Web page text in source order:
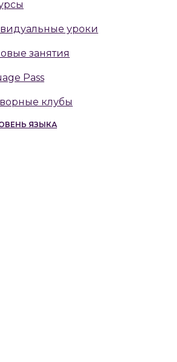
уроки
занятия
Pass
клубы
ЯЗЫКА